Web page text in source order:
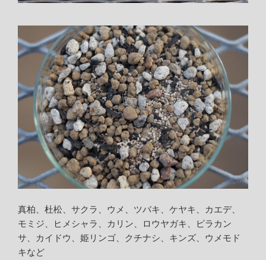
真柏、杜松、サクラ、ウメ、ツバキ、ケヤキ、カエデ、
モミジ、ヒメシャラ、カリン、ロウヤガキ、ピラカン
サ、カイドウ、姫リンゴ、クチナシ、キンズ、ウメモド
キなど